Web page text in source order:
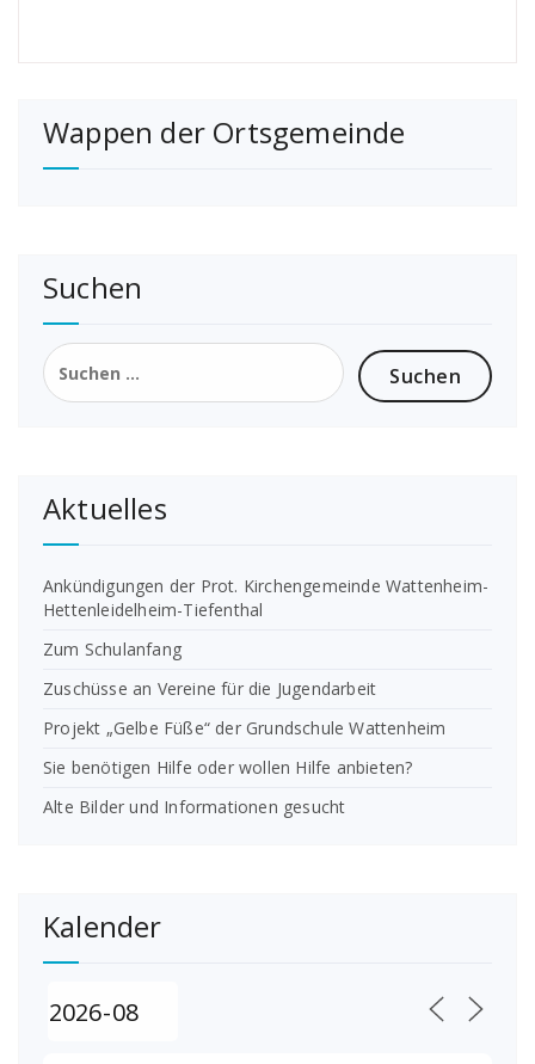
Wappen der Ortsgemeinde
Suchen
Suchen
nach:
Aktuelles
Ankündigungen der Prot. Kirchengemeinde Wattenheim-
Hettenleidelheim-Tiefenthal
Zum Schulanfang
Zuschüsse an Vereine für die Jugendarbeit
Projekt „Gelbe Füße“ der Grundschule Wattenheim
Sie benötigen Hilfe oder wollen Hilfe anbieten?
Alte Bilder und Informationen gesucht
Kalender